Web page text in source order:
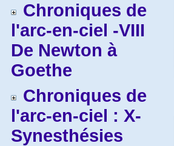
Chroniques de
l'arc-en-ciel -VIII
De Newton à
Goethe
Chroniques de
l'arc-en-ciel : X-
Synesthésies